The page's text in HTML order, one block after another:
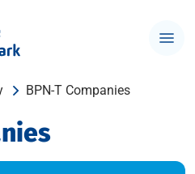
BPN-T Companies